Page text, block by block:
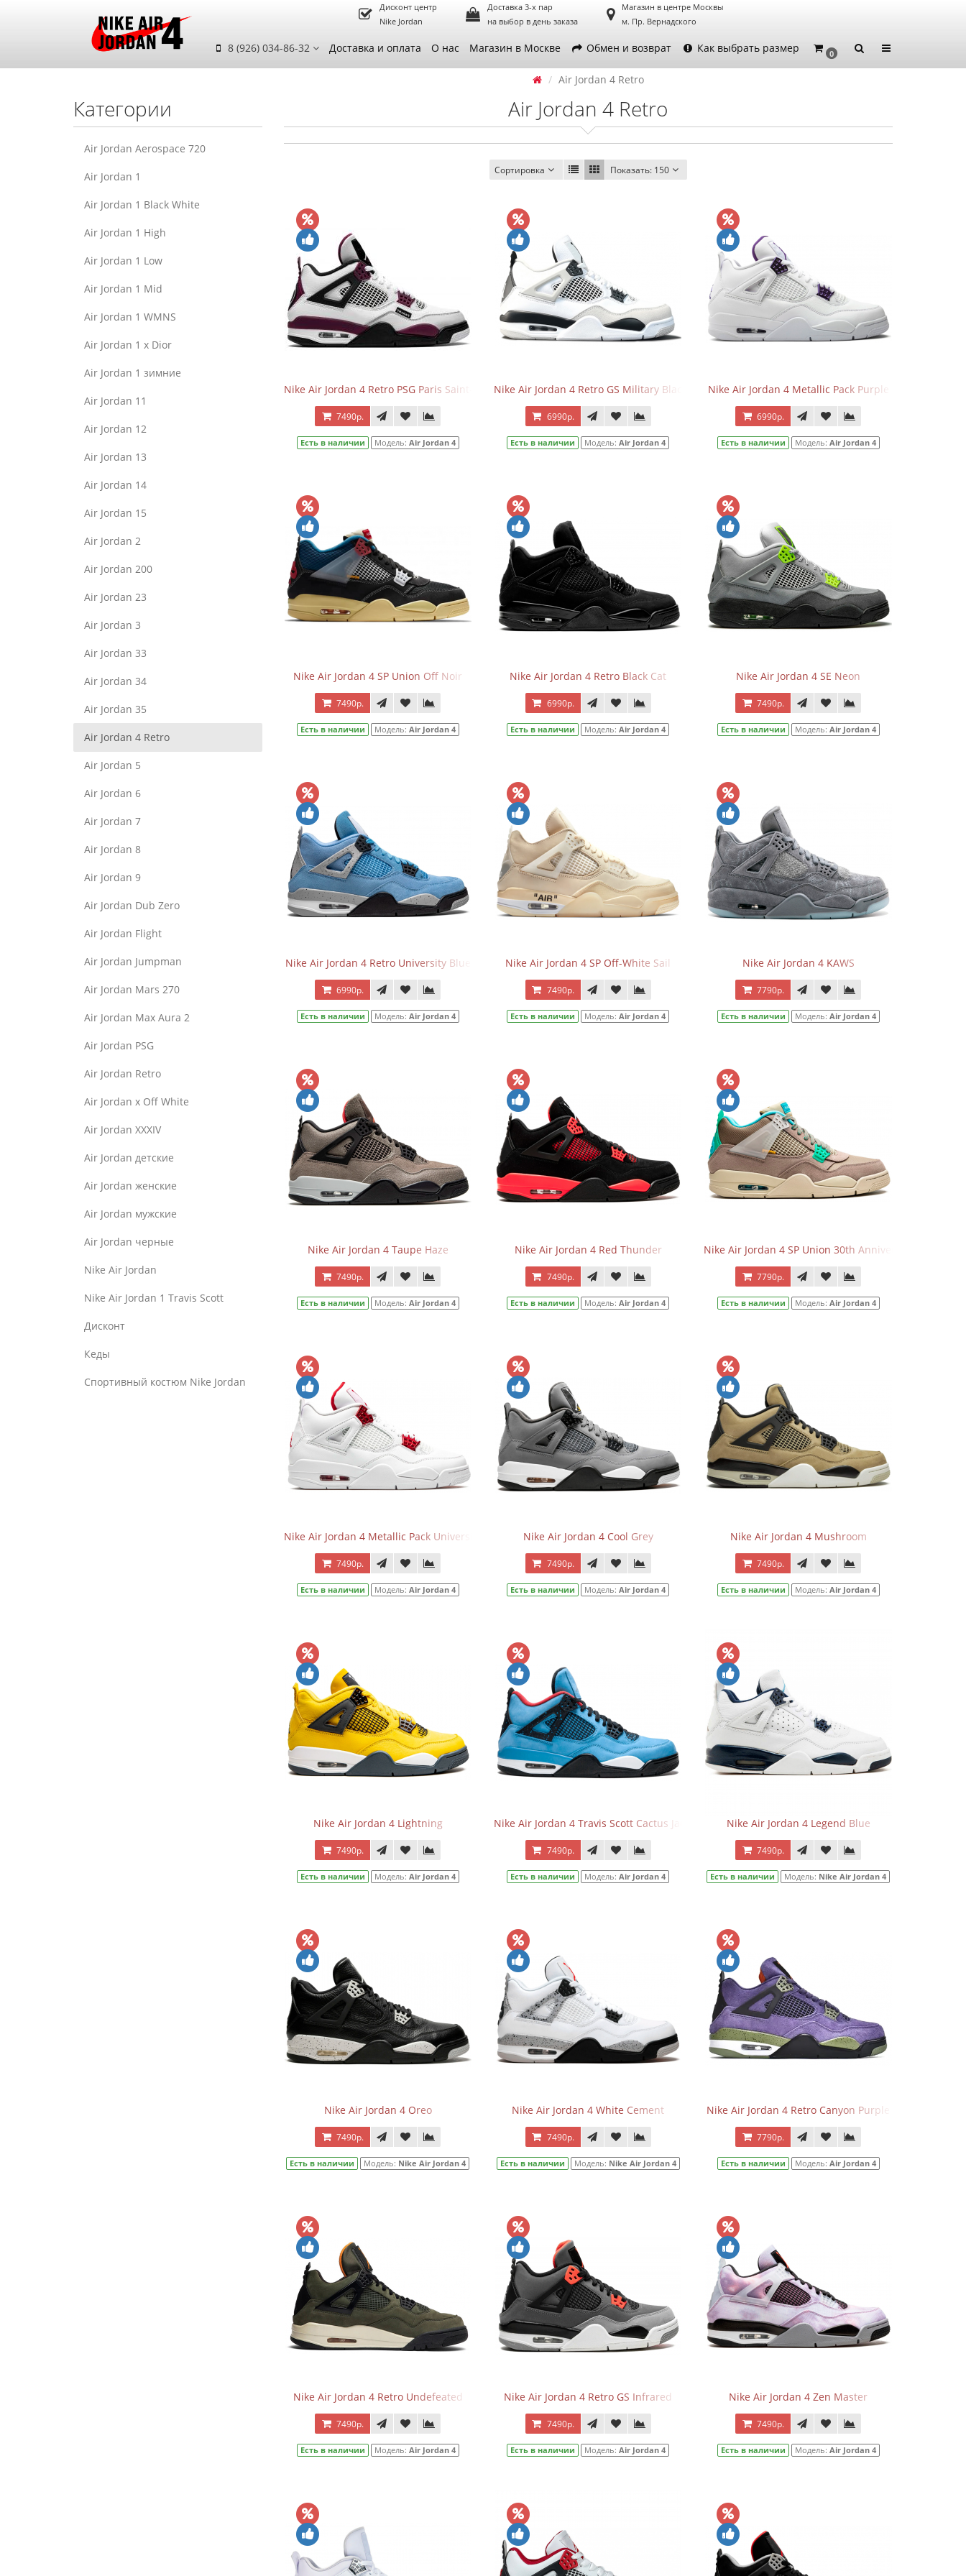
Дисконт центр
Nike Jordan
Доставка 3-х пар
на выбор в день заказа
Магазин в центре Москвы
м. Пр. Вернадского
8 (926) 034-86-32 Доставка и оплата О нас Магазин в Москве Обмен и возврат Как выбрать размер 0
Категории
Air Jordan Aerospace 720
Air Jordan 1
Air Jordan 1 Black White
Air Jordan 1 High
Air Jordan 1 Low
Air Jordan 1 Mid
Air Jordan 1 WMNS
Air Jordan 1 x Dior
Air Jordan 1 зимние
Air Jordan 11
Air Jordan 12
Air Jordan 13
Air Jordan 14
Air Jordan 15
Air Jordan 2
Air Jordan 200
Air Jordan 23
Air Jordan 3
Air Jordan 33
Air Jordan 34
Air Jordan 35
Air Jordan 4 Retro
Air Jordan 5
Air Jordan 6
Air Jordan 7
Air Jordan 8
Air Jordan 9
Air Jordan Dub Zero
Air Jordan Flight
Air Jordan Jumpman
Air Jordan Mars 270
Air Jordan Max Aura 2
Air Jordan PSG
Air Jordan Retro
Air Jordan x Off White
Air Jordan XXXIV
Air Jordan детские
Air Jordan женские
Air Jordan мужские
Air Jordan черные
Nike Air Jordan
Nike Air Jordan 1 Travis Scott
Дисконт
Кеды
Спортивный костюм Nike Jordan
Air Jordan 4 Retro
Air Jordan 4 Retro
Сортировка Показать: 150
Nike Air Jordan 4 Retro PSG Paris Saint-Germain
7490р.
Есть в наличии Модель: Air Jordan 4
Nike Air Jordan 4 Retro GS Military Black
6990р.
Есть в наличии Модель:Air Jordan 4
Nike Air Jordan 4 Metallic Pack Purple
6990р.
Есть в наличии Модель: Air Jordan 4
Nike Air Jordan 4 SP Union Off Noir
7490р.
Есть в наличии Модель: Air Jordan 4
Nike Air Jordan 4 Retro Black Cat
6990р.
Есть в наличии Модель:Air Jordan 4
Nike Air Jordan 4 SE Neon
7490р.
Есть в наличии Модель: Air Jordan 4
Nike Air Jordan 4 Retro University Blue
6990р.
Есть в наличии Модель: Air Jordan 4
Nike Air Jordan 4 SP Off-White Sail
7490р.
Есть в наличии Модель:Air Jordan 4
Nike Air Jordan 4 KAWS
7790р.
Есть в наличии Модель: Air Jordan 4
Nike Air Jordan 4 Taupe Haze
7490р.
Есть в наличии Модель: Air Jordan 4
Nike Air Jordan 4 Red Thunder
7490р.
Есть в наличии Модель:Air Jordan 4
Nike Air Jordan 4 SP Union 30th Anniversary Taupe
7790р.
Есть в наличии Модель: Air Jordan 4
Nike Air Jordan 4 Metallic Pack University Red
7490р.
Есть в наличии Модель: Air Jordan 4
Nike Air Jordan 4 Cool Grey
7490р.
Есть в наличии Модель:Air Jordan 4
Nike Air Jordan 4 Mushroom
7490р.
Есть в наличии Модель: Air Jordan 4
Nike Air Jordan 4 Lightning
7490р.
Есть в наличии Модель: Air Jordan 4
Nike Air Jordan 4 Travis Scott Cactus Jack
7490р.
Есть в наличии Модель:Air Jordan 4
Nike Air Jordan 4 Legend Blue
7490р.
Есть в наличии Модель: Nike Air Jordan 4
Nike Air Jordan 4 Oreo
7490р.
Есть в наличии Модель: Nike Air Jordan 4
Nike Air Jordan 4 White Cement
7490р.
Есть в наличии Модель: Nike Air Jordan 4
Nike Air Jordan 4 Retro Canyon Purple
7790р.
Есть в наличии Модель: Air Jordan 4
Nike Air Jordan 4 Retro Undefeated
7490р.
Есть в наличии Модель: Air Jordan 4
Nike Air Jordan 4 Retro GS Infrared
7490р.
Есть в наличии Модель:Air Jordan 4
Nike Air Jordan 4 Zen Master
7490р.
Есть в наличии Модель: Air Jordan 4